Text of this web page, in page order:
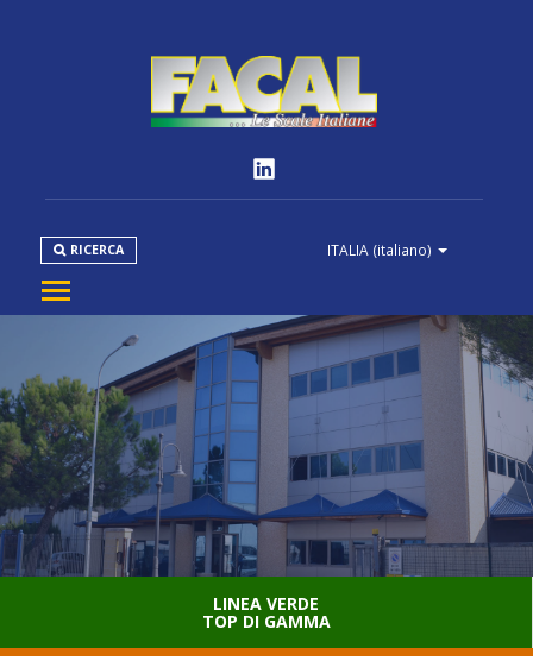
ITALIA (italiano)
RICERCA
PRODOTTI
NORMATIVE
MEDIA
DOWNLOAD
SERVIZIO CLIENTI
LINEA VERDE
TOP DI GAMMA